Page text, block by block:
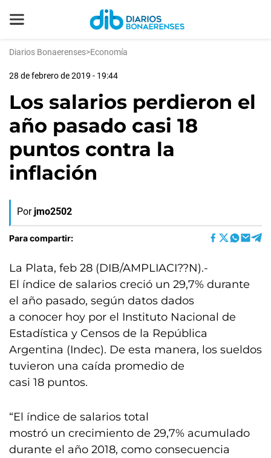
Diarios Bonaerenses>Economía
28 de febrero de 2019 - 19:44
Los salarios perdieron el
año pasado casi 18
puntos contra la
inflación
Por jmo2502
Para compartir:
La Plata, feb 28 (DIB/AMPLIACI??N).-
El índice de salarios creció un 29,7% durante
el año pasado, según datos dados
a conocer hoy por el Instituto Nacional de
Estadística y Censos de la República
Argentina (Indec). De esta manera, los sueldos
tuvieron una caída promedio de
casi 18 puntos.
“El índice de salarios total
mostró un crecimiento de 29,7% acumulado
durante el año 2018, como consecuencia